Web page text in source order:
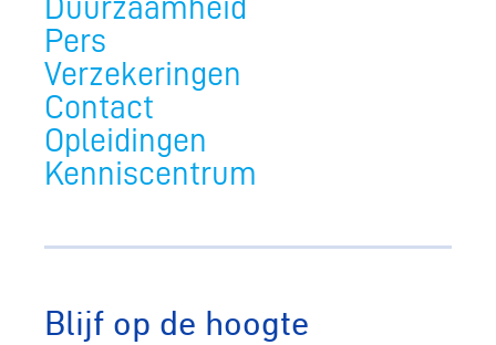
Duurzaamheid
Pers
Verzekeringen
Contact
Opleidingen
Kenniscentrum
Blijf op de hoogte